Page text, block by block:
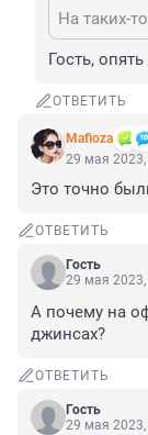
Гость,
ОТВЕТИТЬ
Mafioza
29 мая 2023,
Это точно
ОТВЕТИТЬ
Гость
29 мая
А почему на
джинсах?
ОТВЕТИТЬ
Гость
29 мая 2023,